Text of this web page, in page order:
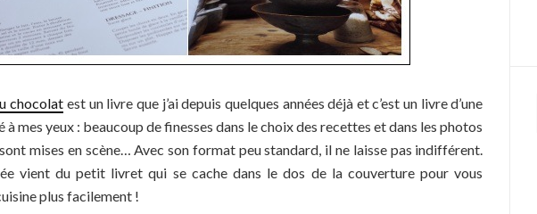
chocolat est un livre que j’ai depuis quelques années déjà et c’est un livre d’une
mes yeux : beaucoup de finesses dans le choix des recettes et dans les photos
mises en scène… Avec son format peu standard, il ne laisse pas indifférent.
vient du petit livret qui se cache dans le dos de la couverture pour vous
plus facilement !